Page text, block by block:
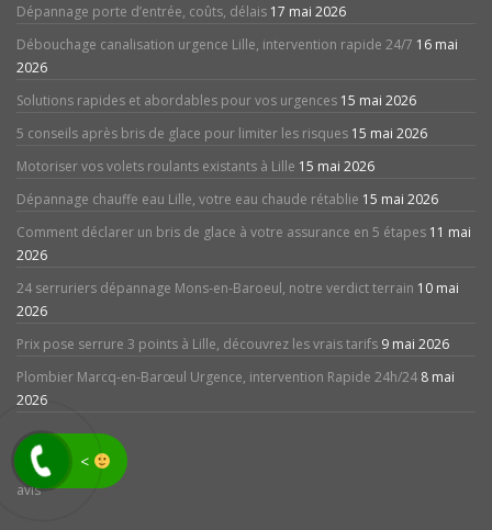
Dépannage porte d’entrée, coûts, délais 17 mai 2026
Débouchage canalisation urgence Lille, intervention rapide 24/7 16 mai
2026
Solutions rapides et abordables pour vos urgences 15 mai 2026
5 conseils après bris de glace pour limiter les risques 15 mai 2026
Motoriser vos volets roulants existants à Lille 15 mai 2026
Dépannage chauffe eau Lille, votre eau chaude rétablie 15 mai 2026
Comment déclarer un bris de glace à votre assurance en 5 étapes 11 mai
2026
24 serruriers dépannage Mons-en-Baroeul, notre verdict terrain 10 mai
2026
Prix pose serrure 3 points à Lille, découvrez les vrais tarifs 9 mai 2026
Plombier Marcq-en-Barœul Urgence, intervention Rapide 24h/24 8 mai
2026
avis
<